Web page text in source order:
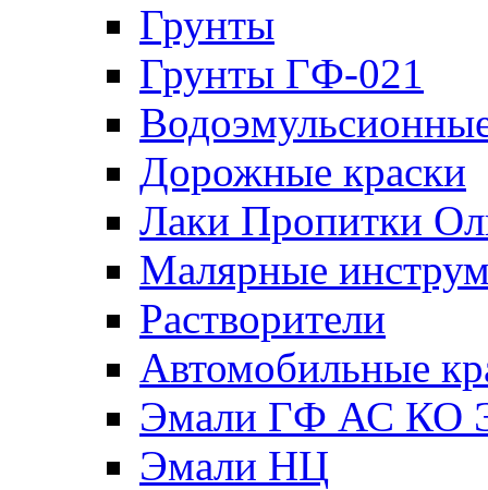
Грунты
Грунты ГФ-021
Дорожные краски
Лаки Пропитки
Малярные
Растворители
Автомобильные
Эмали ГФ АС КО
Эмали НЦ